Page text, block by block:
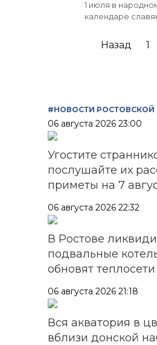
1 июля в
календаре
Назад 1
#НОВОСТИ РОСТОВСКОЙ
06 августа 2026 23:00
Угостите
послушайте их
приметы на 7
06 августа 2026 22:32
В Ростове
подвальные
обновят теплосети
06 августа 2026 21:18
Вся акватория в
вблизи донской